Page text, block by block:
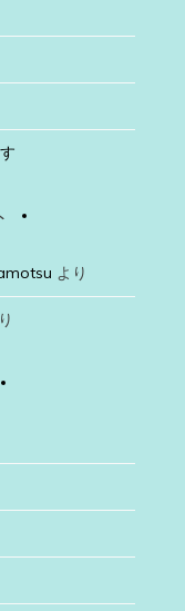
より